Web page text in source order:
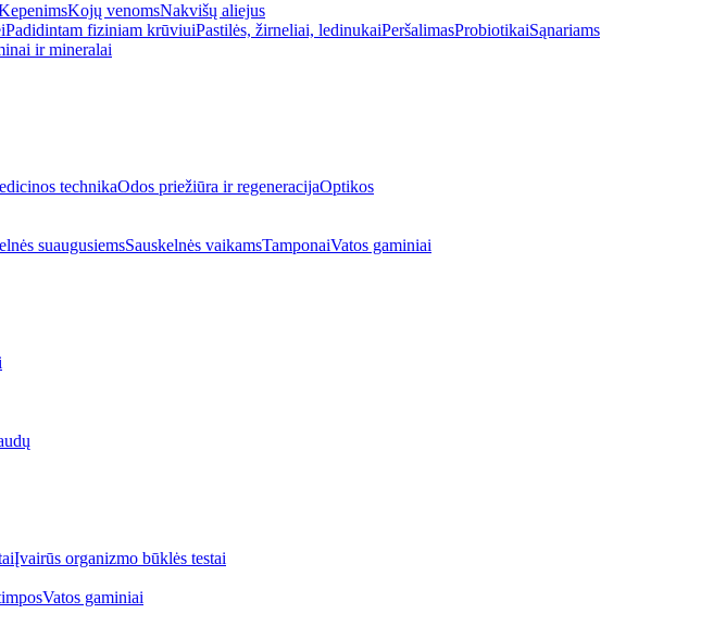
Kojų venomsNakvišų aliejus
Padidintam fiziniam krūviuiPastilės, žirneliai, ledinukaiPeršalimasProbiotikaiSąnariams
ir mineralai
technikaOdos priežiūra ir regeneracijaOptikos
suaugusiemsSauskelnės vaikamsTamponaiVatos gaminiai
Įvairūs organizmo būklės testai
Vatos gaminiai